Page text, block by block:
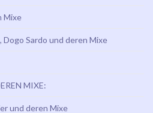
Mixe
Dogo Sardo und deren Mixe
MIXE:
und deren Mixe